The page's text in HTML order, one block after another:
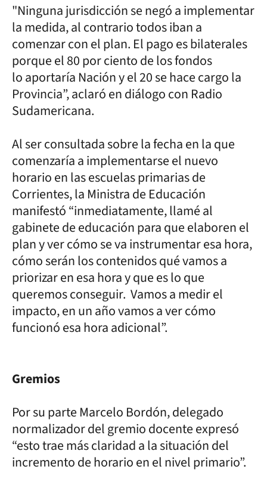
"Ninguna jurisdicción se negó a implementar
la medida, al contrario todos iban a
comenzar con el plan. El pago es bilaterales
porque el 80 por ciento de los fondos
lo aportaría Nación y el 20 se hace cargo la
Provincia”, aclaró en diálogo con Radio
Sudamericana.
Al ser consultada sobre la fecha en la que
comenzaría a implementarse el nuevo
horario en las escuelas primarias de
Corrientes, la Ministra de Educación
manifestó “inmediatamente, llamé al
gabinete de educación para que elaboren el
plan y ver cómo se va instrumentar esa hora,
cómo serán los contenidos qué vamos a
priorizar en esa hora y que es lo que
queremos conseguir. Vamos a medir el
impacto, en un año vamos a ver cómo
funcionó esa hora adicional”.
Gremios
Por su parte Marcelo Bordón, delegado
normalizador del gremio docente expresó
“esto trae más claridad a la situación del
incremento de horario en el nivel primario”.